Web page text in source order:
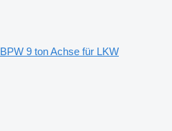
BPW 9 ton Achse für LKW